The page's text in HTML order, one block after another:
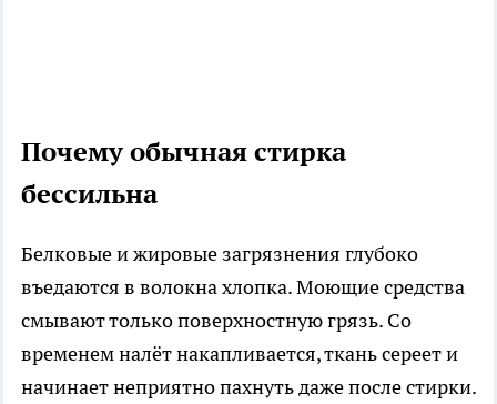
Почему обычная стирка
бессильна
Белковые и жировые загрязнения глубоко
въедаются в волокна хлопка. Моющие средства
смывают только поверхностную грязь. Со
временем налёт накапливается, ткань сереет и
начинает неприятно пахнуть даже после стирки.